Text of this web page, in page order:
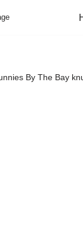
By The Bay